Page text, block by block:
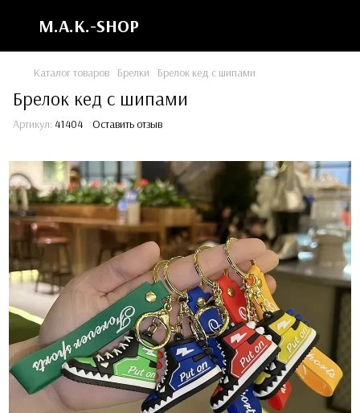
M.A.K.-SHOP
Каталог товаров Брелки Брелок кед с шипами
Брелок кед с шипами
Артикул: 41404 Оставить отзыв